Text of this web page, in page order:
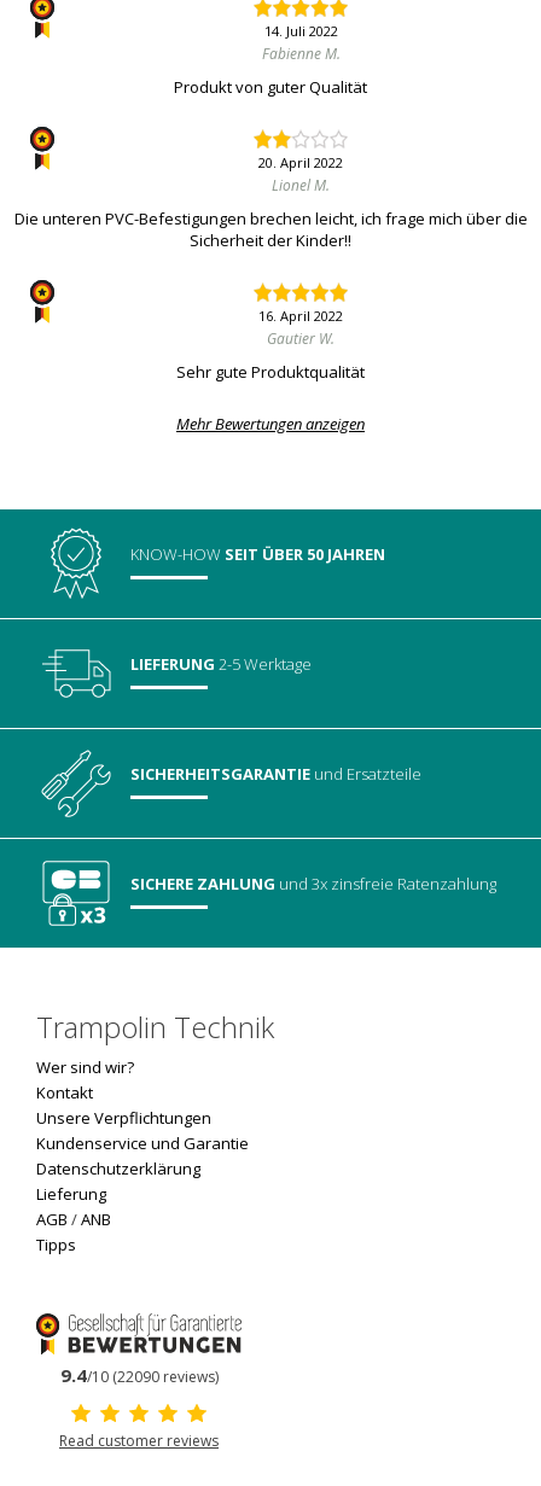
14. Juli 2022
Fabienne M.
Produkt von guter Qualität
20. April 2022
Lionel M.
Die unteren PVC-Befestigungen brechen leicht, ich frage mich über die
Sicherheit der Kinder!!
16. April 2022
Gautier W.
Sehr gute Produktqualität
Mehr Bewertungen anzeigen
KNOW-HOW SEIT ÜBER 50 JAHREN
LIEFERUNG 2-5 Werktage
SICHERHEITSGARANTIE und Ersatzteile
SICHERE ZAHLUNG und 3x zinsfreie Ratenzahlung
Trampolin Technik
Wer sind wir?
Kontakt
Unsere Verpflichtungen
Kundenservice und Garantie
Datenschutzerklärung
Lieferung
AGB /ANB
Tipps
9.4/10 (22090 reviews)
Read customer reviews